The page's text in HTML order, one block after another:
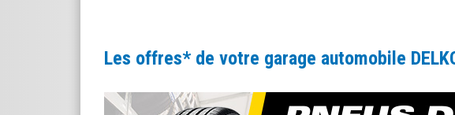
Les offres* de votre garage automobile